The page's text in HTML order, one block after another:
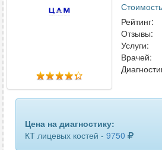
Рейтинг:
Отзывы:
Услуги:
Врачей:
Цена на диагностику:
КТ лицевых костей - 9750